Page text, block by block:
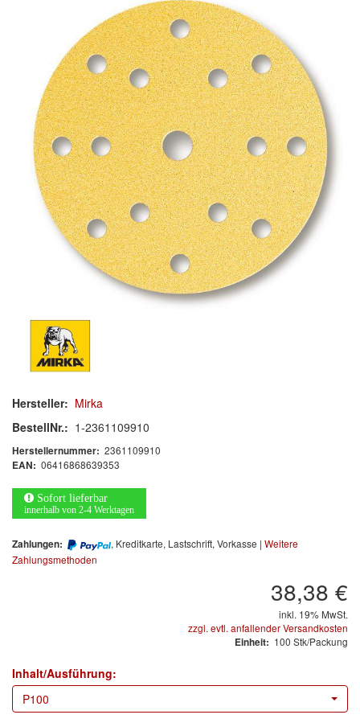
Schleif-Handpads
Zubehör/Hilfsmittel
Kleben & Beschichten
Abdecken
Spachteln
Lackieren
Polieren
Malerbedarf & Zubehör
Werkzeug & Maschinen
Reinigen
Arbeitsschutz
Luftfilter
Mischfarben
Restposten
Informationsmaterial
MARKEN
(1)
E-D
Hersteller: Mirka
BestellNr.: 1-2361109910
Herstellernummer: 2361109910
EAN: 06416868639353
Sofort lieferbar
innerhalb von 2-4 Werktagen
Zahlungen: , Kreditkarte, Lastschrift, Vorkasse | Weitere
Zahlungsmethoden
38,38 €
inkl. 19% MwSt.
zzgl. evtl. anfallender Versandkosten
Einheit: 100 Stk/Packung
Inhalt/Ausführung:
P100